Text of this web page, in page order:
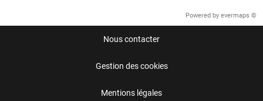
Powered by evermaps ©
Nous contacter
Gestion des cookies
Mentions légales